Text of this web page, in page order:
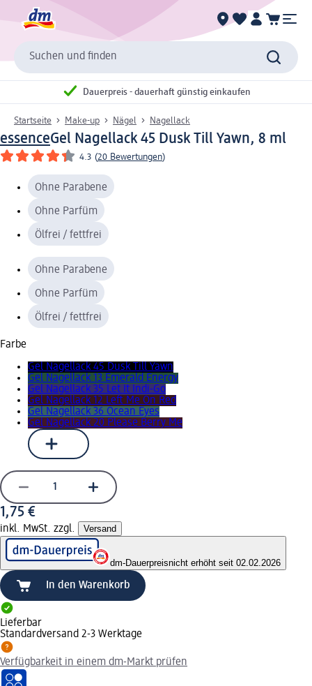
Suchen und finden
Dauerpreis - dauerhaft günstig einkaufen
Startseite Make-up Nägel Nagellack
essenceGel Nagellack 45 Dusk Till Yawn, 8 ml
4.3 (20 Bewertungen)
Ohne Parabene
Ohne Parfüm
Ölfrei / fettfrei
Ohne Parabene
Ohne Parfüm
Ölfrei / fettfrei
Farbe
Gel Nagellack 45 Dusk Till Yawn
Gel Nagellack 13 Emerald Energy
Gel Nagellack 35 Let It Indi-Go
Gel Nagellack 12 Left Me On Red
Gel Nagellack 36 Ocean Eyes
Gel Nagellack 20 Please Berry Me
1,75 €
inkl. MwSt. zzgl. Versand
dm-Dauerpreisnicht erhöht seit 02.02.2026
In den Warenkorb
Lieferbar
Standardversand 2-3 Werktage
Verfügbarkeit in einem dm-Markt prüfen